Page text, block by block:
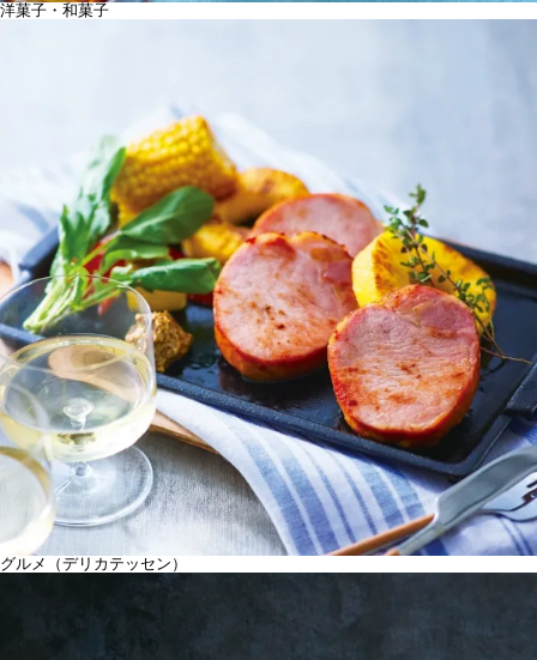
洋菓子・和菓子
グルメ（デリカテッセン）